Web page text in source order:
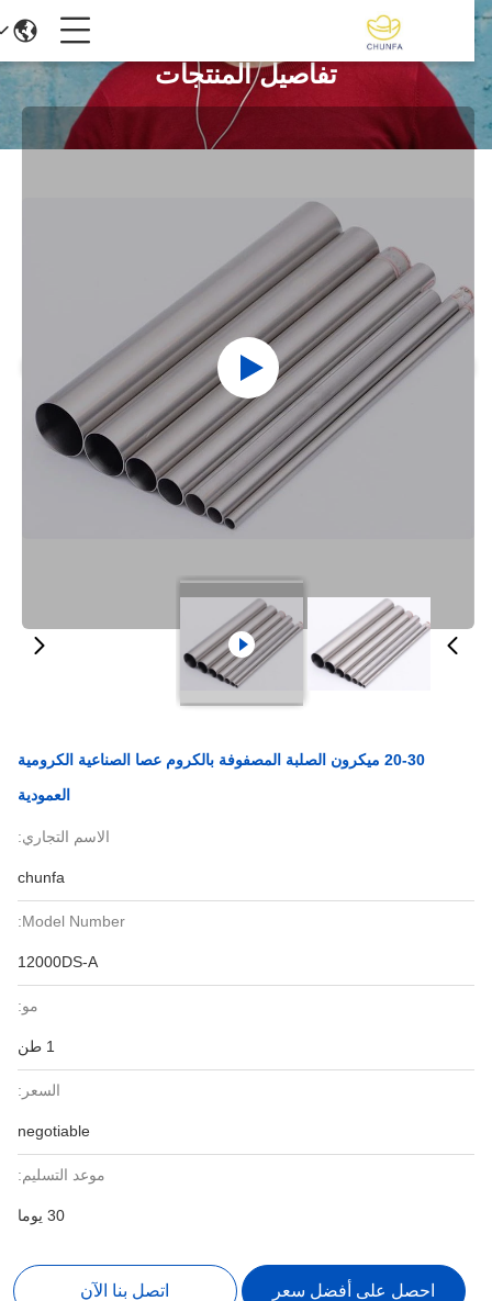
تفاصيل المنتجات
20-30 ميكرون الصلبة المصفوفة بالكروم عصا الصناعية الكرومية
العمودية
الاسم التجاري:
chunfa
Model Number:
12000DS-A
مو:
السعر:
negotiable
موعد التسليم:
30 يوما
احصل على أفضل سعر اتصل بنا الآن